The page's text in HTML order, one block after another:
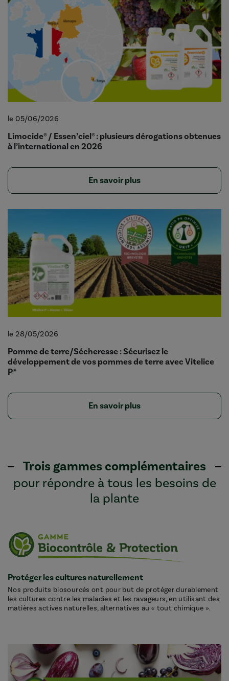
le 05/06/2026
Limocide® / Essen’ciel® : plusieurs dérogations obtenues
à l’international en 2026
En savoir plus
le 28/05/2026
Pomme de terre/Sécheresse : Sécurisez le
développement de vos pommes de terre avec Vitelice
P*
En savoir plus
Trois gammes complémentaires
pour répondre à tous les besoins de
la plante
Protéger les cultures naturellement
Nos produits biosourcés ont pour but de protéger durablement
les cultures contre les maladies et les ravageurs, en utilisant des
matières actives naturelles, alternatives au « tout chimique ».